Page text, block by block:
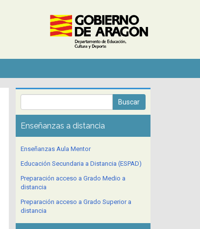
Enseñanzas a distancia
Enseñanzas Aula Mentor
Educación Secundaria a Distancia (ESPAD)
Preparación acceso a Grado Medio a
distancia
Preparación acceso a Grado Superior a
distancia